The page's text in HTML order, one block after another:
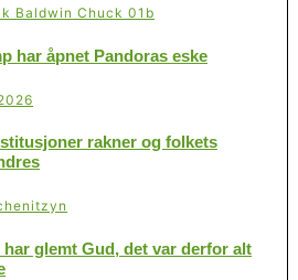
har åpnet Pandoras eske
rakner og folkets
har glemt Gud, det var derfor alt